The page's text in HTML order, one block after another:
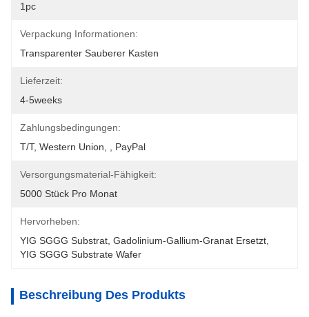
1pc
Verpackung Informationen:
Transparenter Sauberer Kasten
Lieferzeit:
4-5weeks
Zahlungsbedingungen:
T/T, Western Union, , PayPal
Versorgungsmaterial-Fähigkeit:
5000 Stück Pro Monat
Hervorheben:
YIG SGGG Substrat Gadolinium-Gallium-Granat Ersetzt
YIG SGGG Substrate Wafer
Beschreibung Des Produkts